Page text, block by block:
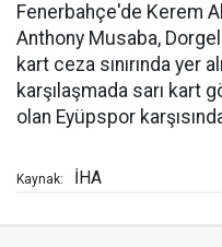
Fenerbahçe'de Kerem
Anthony Musaba,
kart ceza sınırında yer
karşılaşmada sarı kart
olan Eyüpspor
Kaynak: İHA